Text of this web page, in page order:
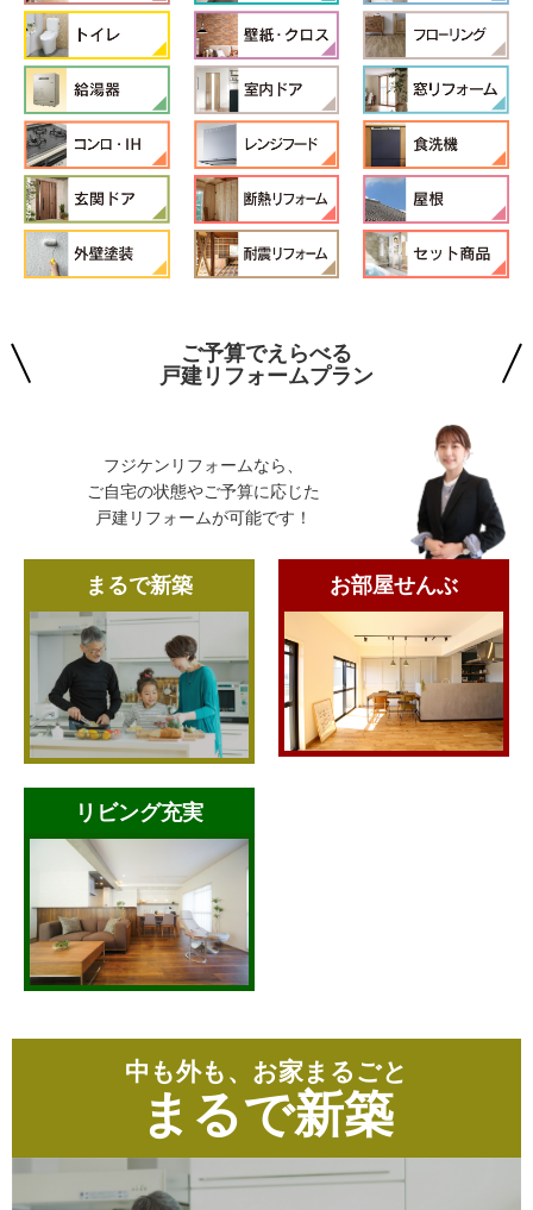
ご予算でえらべる
戸建リフォームプラン
フジケンリフォームなら、
ご自宅の状態やご予算に応じた
戸建リフォームが可能です！
まるで新築 お部屋せんぶ
リビング充実
中も外も、お家まるごと
まるで新築